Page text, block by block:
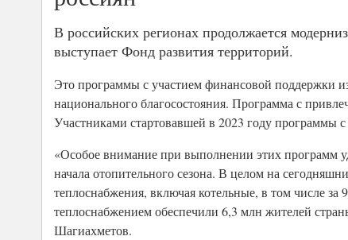
В российских регионах продолжается
выступает Фонд развития территорий.
Это программы с участием финансовой поддержки
национального благосостояния. Программа с
Участниками стартовавшей в 2023 году программы
«Особое внимание при выполнении этих программ
начала отопительного сезона. В целом на
теплоснабжения, включая котельные, в том числе за
теплоснабжением обеспечили 6,3 млн жителей
Шагиахметов.